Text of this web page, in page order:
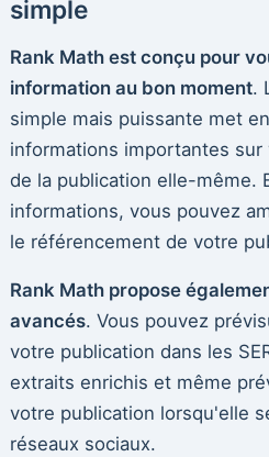
simple
Rank Math est conçu pour
information au bon moment.
simple mais puissante met
informations importantes
de la publication elle-même.
informations, vous pouvez
le référencement de votre
Rank Math propose
avancés. Vous pouvez
votre publication dans les
extraits enrichis et même
votre publication lorsqu'elle
réseaux sociaux.